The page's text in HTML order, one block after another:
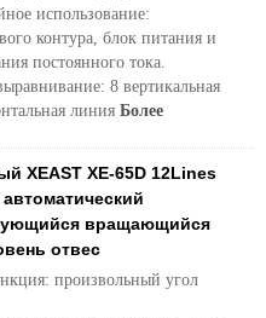
использование:
контура, блок питания и
постоянного тока.
8 вертикальная
линия Более
XEAST XE-65D 12Lines
вращающийся
отвес
произвольный угол